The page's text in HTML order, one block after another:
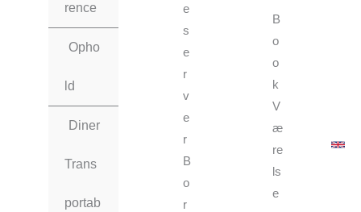
rence
Opho
ld
Diner
Trans
portab
e
s
e
r
v
e
r
B
o
r
B
o
o
k
V
æ
re
ls
e